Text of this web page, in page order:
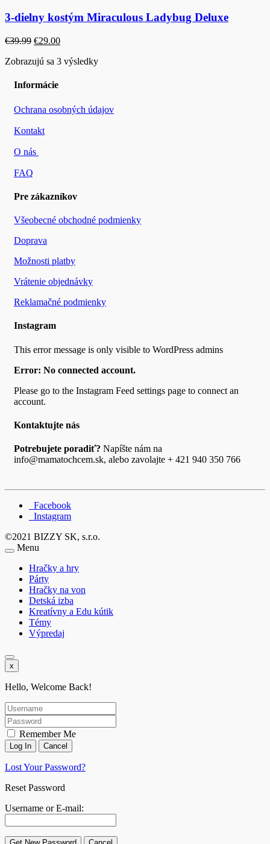
3-dielny kostým Miraculous Ladybug Deluxe
€39.99 Pôvodná
bola:
€29.00Aktuálna
je:
Zobrazujú sa 3 výsledky
Informácie
Ochrana osobných údajov
Kontakt
O nás
FAQ
Pre zákazníkov
Všeobecné obchodné podmienky
Doprava
Možnosti platby
Vrátenie objednávky
Reklamačné podmienky
Instagram
This error message is only visible to WordPress admins
Error: No connected account.
Please go to the Instagram Feed settings page to connect an
account.
Kontaktujte nás
Potrebujete poradiť? Napíšte nám na
info@mamatochcem.sk, alebo zavolajte + 421 940 350 766
Facebook
Instagram
©2021 BIZZY SK, s.r.o.
Menu
Hračky a hry
Párty
Hračky na von
Detská izba
Kreatívny a Edu kútik
Témy
Výpredaj
x
Hello, Welcome Back!
Remember Me
Lost Your Password?
Reset Password
Username or E-mail: